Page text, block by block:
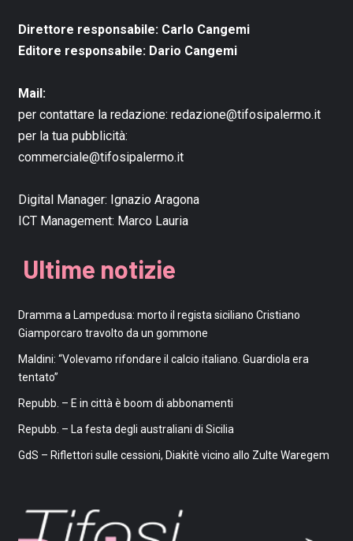
Direttore responsabile: Carlo Cangemi
Editore responsabile: Dario Cangemi
Mail:
per contattare la redazione: redazione@tifosipalermo.it
per la tua pubblicità:
commerciale@tifosipalermo.it
Digital Manager: Ignazio Aragona
ICT Management: Marco Lauria
Ultime notizie
Dramma a Lampedusa: morto il regista siciliano Cristiano
Giamporcaro travolto da un gommone
Maldini: “Volevamo rifondare il calcio italiano. Guardiola era
tentato”
Repubb. – E in città è boom di abbonamenti
Repubb. – La festa degli australiani di Sicilia
GdS – Riflettori sulle cessioni, Diakitè vicino allo Zulte Waregem